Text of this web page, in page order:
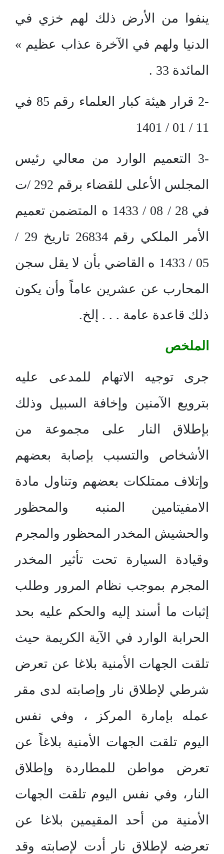
ينفوا من الأرض ذلك لهم خزي في
الدنيا ولهم في الآخرة عذاب عظيم »
المائدة 33 .
-2 قرار هيئة كبار العلماء رقم 85 في
11 / 01 / 1401
-3 التعميم الوارد من معالي رئيس
المجلس الأعلى للقضاء برقم 292 /ت
في 28 / 08 / 1433 ه المتضمن تعميم
الأمر الملكي رقم 26834 تاريخ 29 /
05 / 1433 ه القاضي بأن لا يقل سجن
المحارب عن عشرين عاماً وأن يكون
ذلك قاعدة عامة . . . إلخ.
الملخص
جرى توجيه الاتهام للمدعى عليه
بترويع الآمنين وإخافة السبيل وذلك
بإطلاق النار على مجموعة من
الأشخاص والتسبب بإصابة بعضهم
وإتلاف ممتلكات بعضهم وتناول مادة
الامفيتامين المنبه والمحظور
والحشيش المخدر المحظور والمجرم
وقيادة السيارة تحت تأثير المخدر
المجرم بموجب نظام المرور وطلب
إثبات ما أسند إليه والحكم عليه بحد
الحرابة الوارد في الآية الكريمة حيث
تلقت الجهات الأمنية بلاغا عن تعرض
شرطي لإطلاق نار وإصابته لدى مقر
عمله بإمارة المركز ، وفي نفس
اليوم تلقت الجهات الأمنية بلاغاً عن
تعرض مواطن للمطاردة وإطلاق
النار، وفي نفس اليوم تلقت الجهات
الأمنية من أحد المقيمين بلاغا عن
تعرضه لإطلاق نار أدت لإصابته وقد